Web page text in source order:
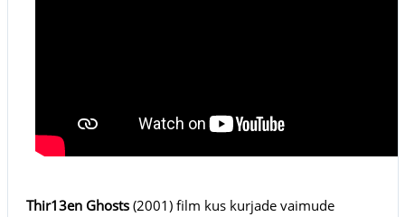
Thir13en Ghosts(2001) film kus kurjade vaimude